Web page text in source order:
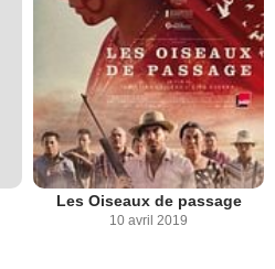
Les Oiseaux de passage
10 avril 2019